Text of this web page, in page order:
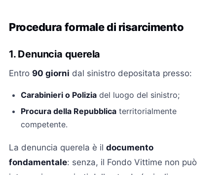
Procedura formale di risarcimento
1. Denuncia querela
Entro 90 giorni dal sinistro depositata presso:
Carabinieri o Polizia del luogo del sinistro;
Procura della Repubblica territorialmente
competente.
La denuncia querela è il documento
fondamentale: senza, il Fondo Vittime non può